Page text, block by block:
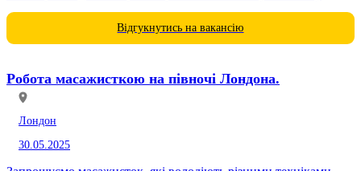
Відгукнутись на вакансію
Робота масажисткою на півночі Лондона.
Лондон
30.05.2025